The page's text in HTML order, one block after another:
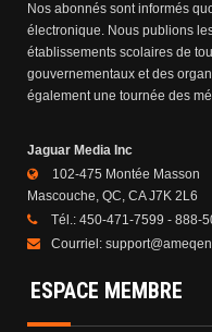
Nos abonnés sont informés
électronique. Nous publions
établissements scolaires de
gouvernementaux et des
également une tournée des
Jaguar Media Inc
102-475 Montée Masson
Mascouche, QC, CA J7K 2L6
Tél.: 450-471-7599 - 888-
Courriel:
ESPACE MEMBRE